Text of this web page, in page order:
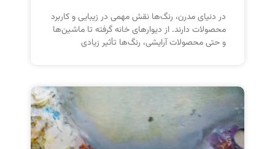
در دنیای مدرن، رنگ‌ها نقش مهمی در زیبایی و کاربرد
محصولات دارند. از دیوارهای خانه گرفته تا ماشین‌ها
و حتی محصولات آرایشی، رنگ‌ها تأثیر زیادی